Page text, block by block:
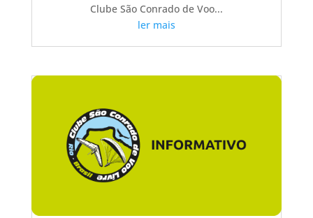
Clube São Conrado de Voo...
ler mais